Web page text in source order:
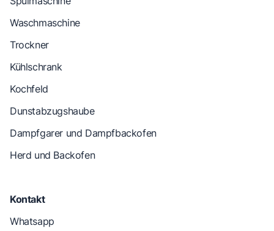
Waschmaschine
Trockner
Kühlschrank
Kochfeld
Dunstabzugshaube
Dampfgarer und Dampfbackofen
Herd und Backofen
Kontakt
Whatsapp